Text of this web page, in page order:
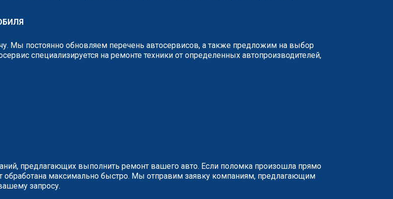
Мы постоянно обновляем перечень автосервисов, а также предложим на выбор
специализируется на ремонте техники от определенных автопроизводителей,
предлагающих выполнить ремонт вашего авто. Если поломка произошла прямо
обработана максимально быстро. Мы отправим заявку компаниям, предлагающим
запросу.